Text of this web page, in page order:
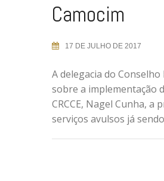
Camocim
17 DE JULHO DE 2017
A delegacia do
sobre a implementação
CRCCE, Nagel Cunha,
serviços avulsos já